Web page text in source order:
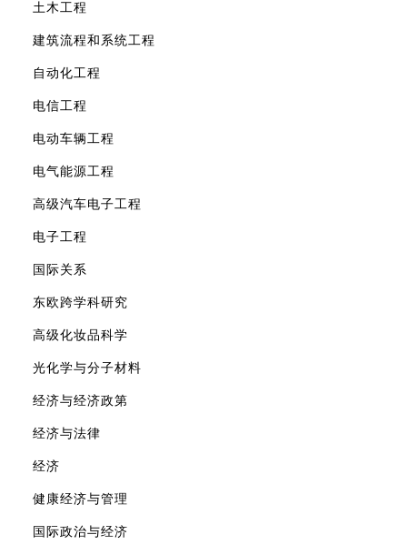
土木工程
建筑流程和系统工程
自动化工程
电信工程
电动车辆工程
电气能源工程
高级汽车电子工程
电子工程
国际关系
东欧跨学科研究
高级化妆品科学
光化学与分子材料
经济与经济政第
经济与法律
经济
健康经济与管理
国际政治与经济